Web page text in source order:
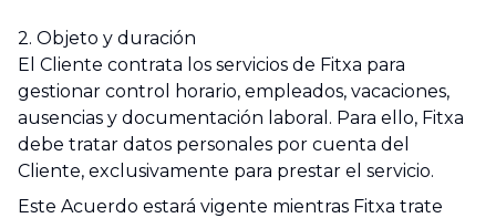
2. Objeto y duración
El Cliente contrata los servicios de Fitxa para
gestionar control horario, empleados, vacaciones,
ausencias y documentación laboral. Para ello, Fitxa
debe tratar datos personales por cuenta del
Cliente, exclusivamente para prestar el servicio.
Este Acuerdo estará vigente mientras Fitxa trate